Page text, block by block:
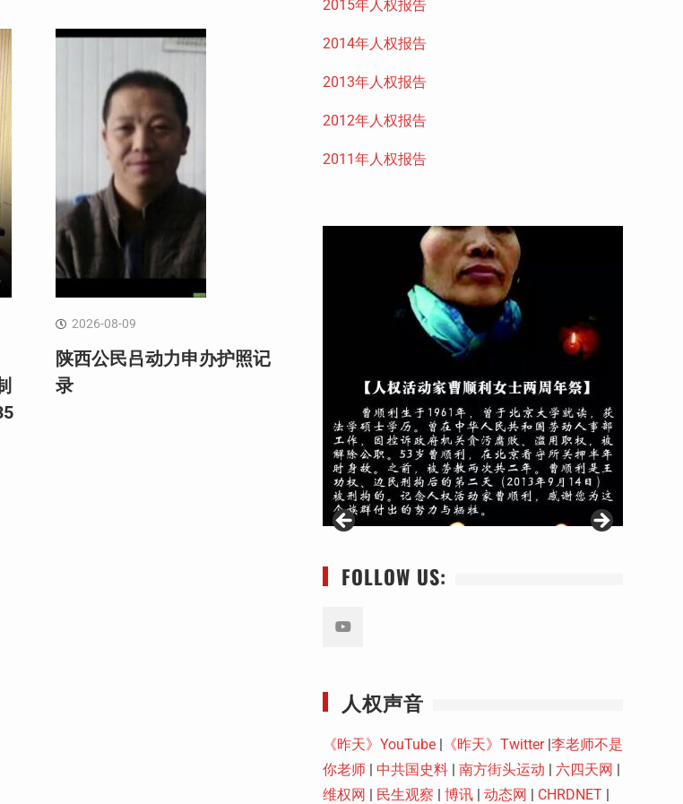
2026-08-09
陕西公民吕动力申办护照记
录
2015年人权报告
2014年人权报告
2013年人权报告
2012年人权报告
2011年人权报告
FOLLOW US:
人权声音
《昨天》YouTube | 《昨天》Twitter|李老师不是
你老师 | 中共国史料 | 南方街头运动 | 六四天网 |
维权网 | 民生观察 | 博讯 | 动态网 | CHRDNET |